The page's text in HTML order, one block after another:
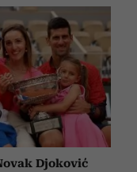
Djoković